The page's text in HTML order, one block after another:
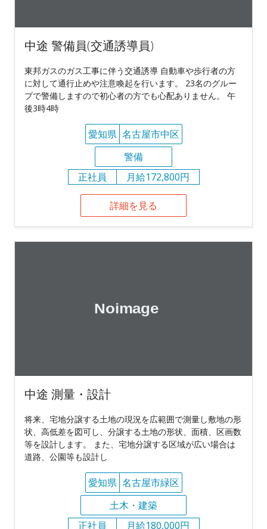
中途 警備員(交通誘導員)
東邦ガスのガス工事に伴う交通誘導 自動車や歩行者の方
に対して通行止めや注意喚起を行います。 23名のグルー
プで警備しますので初心者の方でも心配ありません。 午
後3時4時
愛知県 名古屋市中区
警備
正社員
月給172,800円
詳細を見る
中途 測量・設計
将来、宅地分譲する土地の現況を広範囲で測量し敷地の形
状、高低差を図可し、分譲する土地の形状、面積、区画数
等を設計します。 また、宅地分譲する区域が広い場合は
道路、公園等も設計し
愛知県 名古屋市緑区
土木・建築
正社員
月給180,000円